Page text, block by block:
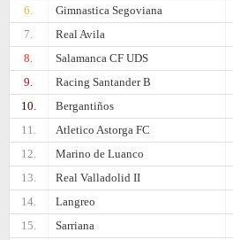
6.
Gimnastica Segoviana
7.
Real Avila
8.
Salamanca CF UDS
9.
Racing Santander B
10.
Bergantiños
11.
Atletico Astorga FC
12.
Marino de Luanco
13.
Real Valladolid II
14.
Langreo
15.
Sarriana